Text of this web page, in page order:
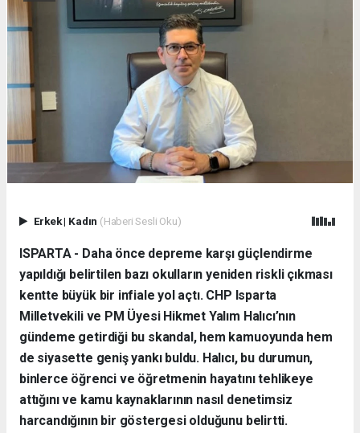
Erkek| Kadın (Haberi Sesli Oku)
ISPARTA - Daha önce depreme karşı güçlendirme
yapıldığı belirtilen bazı okulların yeniden riskli çıkması
kentte büyük bir infiale yol açtı. CHP Isparta
Milletvekili ve PM Üyesi Hikmet Yalım Halıcı’nın
gündeme getirdiği bu skandal, hem kamuoyunda hem
de siyasette geniş yankı buldu. Halıcı, bu durumun,
binlerce öğrenci ve öğretmenin hayatını tehlikeye
attığını ve kamu kaynaklarının nasıl denetimsiz
harcandığının bir göstergesi olduğunu belirtti.